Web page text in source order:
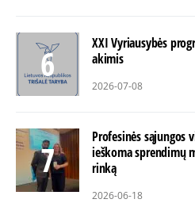
XXI Vyriausybės
akimis
2026-07-08
Profesinės sąjungos
ieškoma sprendimų
rinką
2026-06-18